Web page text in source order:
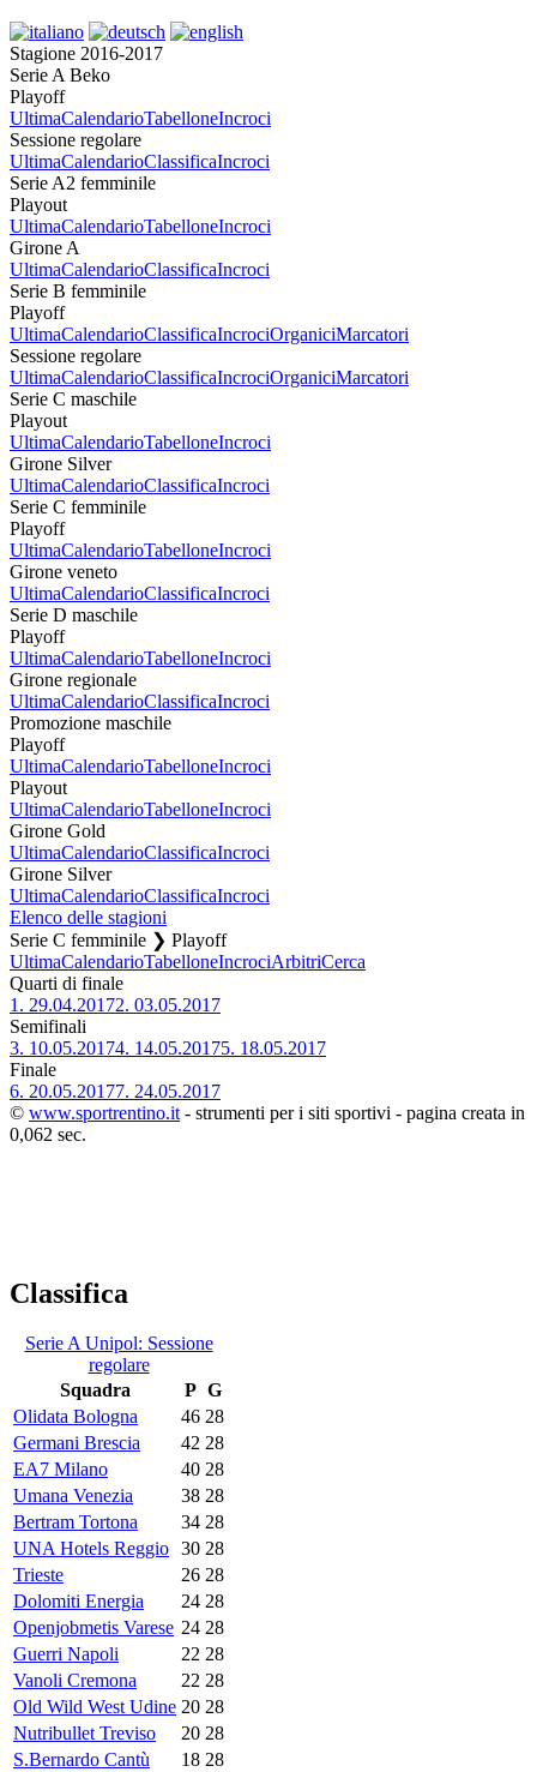
Stagione 2016-2017
Serie A Beko
Playoff
UltimaCalendarioTabelloneIncroci
Sessione regolare
UltimaCalendarioClassificaIncroci
Serie A2 femminile
Playout
UltimaCalendarioTabelloneIncroci
Girone A
UltimaCalendarioClassificaIncroci
Serie B femminile
Playoff
UltimaCalendarioClassificaIncrociOrganiciMarcatori
Sessione regolare
UltimaCalendarioClassificaIncrociOrganiciMarcatori
Serie C maschile
Playout
UltimaCalendarioTabelloneIncroci
Girone Silver
UltimaCalendarioClassificaIncroci
Serie C femminile
Playoff
UltimaCalendarioTabelloneIncroci
Girone veneto
UltimaCalendarioClassificaIncroci
Serie D maschile
Playoff
UltimaCalendarioTabelloneIncroci
Girone regionale
UltimaCalendarioClassificaIncroci
Promozione maschile
Playoff
UltimaCalendarioTabelloneIncroci
Playout
UltimaCalendarioTabelloneIncroci
Girone Gold
UltimaCalendarioClassificaIncroci
Girone Silver
UltimaCalendarioClassificaIncroci
Elenco delle stagioni
Serie C femminile ❯ Playoff
UltimaCalendarioTabelloneIncrociArbitriCerca
Quarti di finale
1. 29.04.20172. 03.05.2017
Semifinali
3. 10.05.20174. 14.05.20175. 18.05.2017
Finale
6. 20.05.20177. 24.05.2017
© www.sportrentino.it - strumenti per i siti sportivi - pagina creata in
0,062 sec.
Classifica
Serie A Unipol: Sessione
regolare
Squadra
P G
Olidata Bologna
46 28
Germani Brescia
42 28
EA7 Milano
40 28
Umana Venezia
38 28
Bertram Tortona
34 28
UNA Hotels Reggio 30 28
Trieste
26 28
Dolomiti Energia
24 28
Openjobmetis Varese 24 28
Guerri Napoli
22 28
Vanoli Cremona
22 28
Old Wild West Udine 20 28
Nutribullet Treviso
20 28
S.Bernardo Cantù
18 28